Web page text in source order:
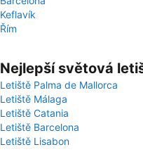
Keflavík
Řím
Nejlepší světová
Letiště Palma de Mallorca
Letiště Málaga
Letiště Catania
Letiště Barcelona
Letiště Lisabon